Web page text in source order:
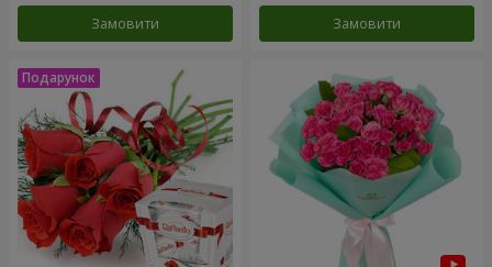
Замовити Замовити